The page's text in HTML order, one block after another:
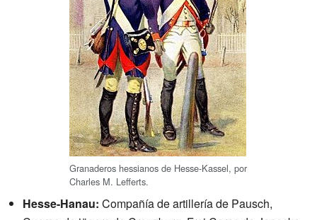
Granaderos hessianos de Hesse-Kassel, por
Charles M. Lefferts.
Hesse-Hanau: Compañía de artillería de Pausch,